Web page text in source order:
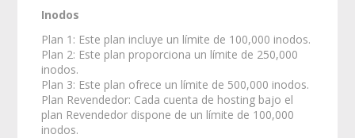
Inodos
Plan 1: Este plan incluye un límite de 100,000 inodos.
Plan 2: Este plan proporciona un límite de 250,000
inodos.
Plan 3: Este plan ofrece un límite de 500,000 inodos.
Plan Revendedor: Cada cuenta de hosting bajo el
plan Revendedor dispone de un límite de 100,000
inodos.